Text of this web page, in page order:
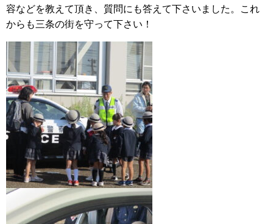
容などを教えて頂き、質問にも答えて下さいました。これ
からも三条の街を守って下さい！